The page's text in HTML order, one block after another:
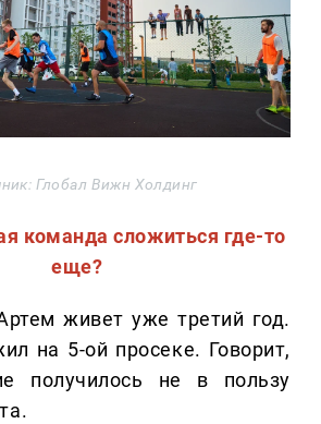
Глобал Вижн Холдинг
команда сложиться где-то
еще?
живет уже третий год.
на 5-ой просеке. Говорит,
получилось не в пользу